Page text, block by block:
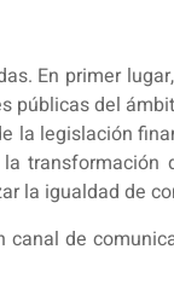
En primer
públicas del
la legislación
la igualdad de
canal de